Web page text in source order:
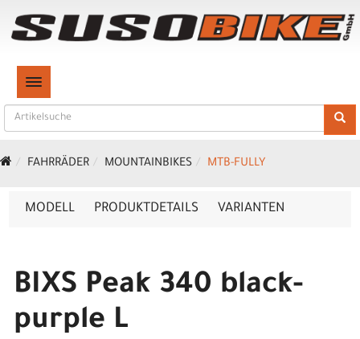
TOGGLE NAVIGATION
FAHRRÄDER MOUNTAINBIKES MTB-FULLY
MODELL PRODUKTDETAILS VARIANTEN
BIXS Peak 340 black-
purple L